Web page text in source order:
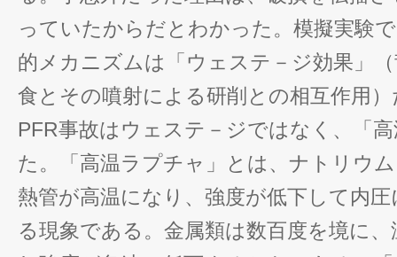
っていたからだとわかった。模擬実験
的メカニズムは「ウェステ－ジ効果」
食とその噴射による研削との相互作用
PFR事故はウェステ－ジではなく、「
た。「高温ラプチャ」とは、ナトリウ
熱管が高温になり、強度が低下して内
る現象である。金属類は数百度を境に